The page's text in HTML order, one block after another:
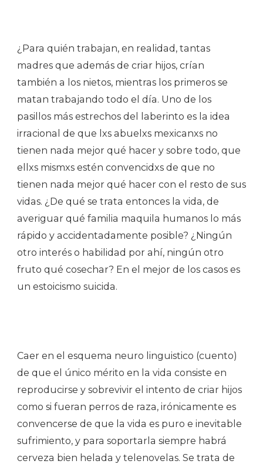
¿Para quién trabajan, en realidad, tantas
madres que además de criar hijos, crían
también a los nietos, mientras los primeros se
matan trabajando todo el día. Uno de los
pasillos más estrechos del laberinto es la idea
irracional de que lxs abuelxs mexicanxs no
tienen nada mejor qué hacer y sobre todo, que
ellxs mismxs estén convencidxs de que no
tienen nada mejor qué hacer con el resto de sus
vidas. ¿De qué se trata entonces la vida, de
averiguar qué familia maquila humanos lo más
rápido y accidentadamente posible? ¿Ningún
otro interés o habilidad por ahí, ningún otro
fruto qué cosechar? En el mejor de los casos es
un estoicismo suicida.
Caer en el esquema neuro linguistico (cuento)
de que el único mérito en la vida consiste en
reproducirse y sobrevivir el intento de criar hijos
como si fueran perros de raza, irónicamente es
convencerse de que la vida es puro e inevitable
sufrimiento, y para soportarla siempre habrá
cerveza bien helada y telenovelas. Se trata de